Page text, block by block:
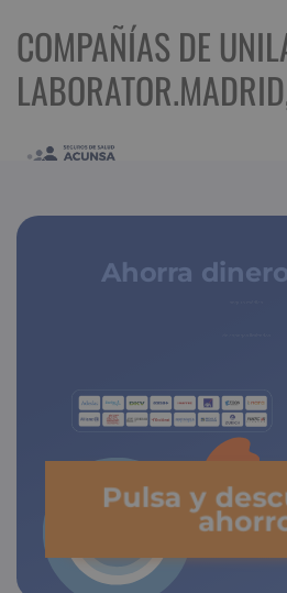
COMPAÑÍAS DE
Ahorra
Pulsa y